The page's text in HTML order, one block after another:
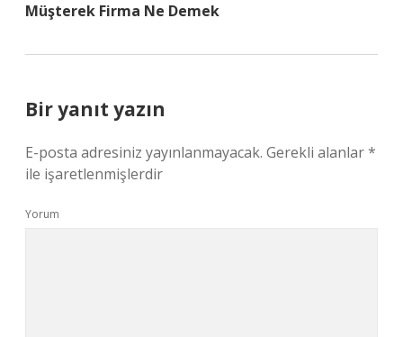
Müşterek Firma Ne Demek
Bir yanıt yazın
E-posta adresiniz yayınlanmayacak. Gerekli alanlar*
ile işaretlenmişlerdir
Yorum